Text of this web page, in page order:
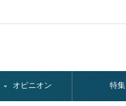
オピニオン 特集